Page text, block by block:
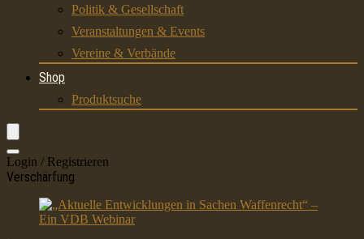
Politik & Gesellschaft
Veranstaltungen & Events
Vereine & Verbände
Shop
Produktsuche
Login / Registrieren
Verschärfung